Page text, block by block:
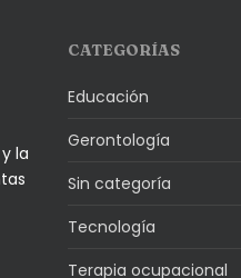
la
CATEGORÍAS
Educación
Gerontología
Sin categoría
Tecnología
Terapia ocupacional